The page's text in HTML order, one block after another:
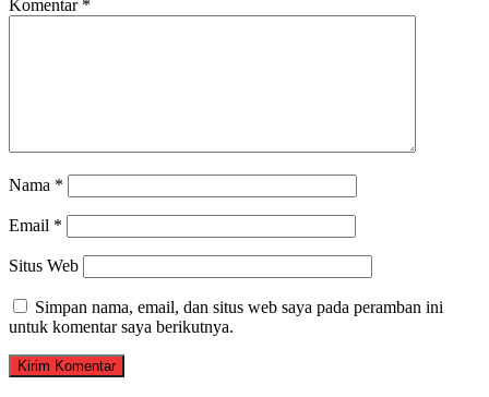
Komentar *
Nama *
Email *
Situs Web
Simpan nama, email, dan situs web saya pada peramban ini
untuk komentar saya berikutnya.